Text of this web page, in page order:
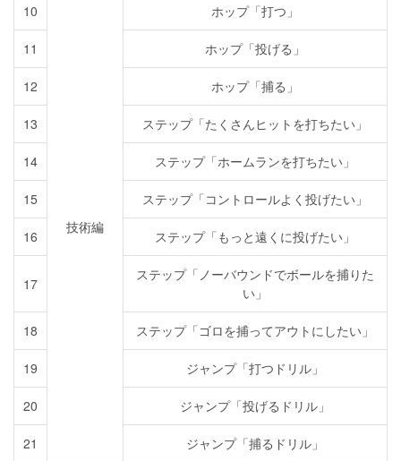
10
技術編
ホップ「打つ」
11 ホップ「投げる」
12 ホップ「捕る」
13 ステップ「たくさんヒットを打ちたい」
14 ステップ「ホームランを打ちたい」
15 ステップ「コントロールよく投げたい」
16 ステップ「もっと遠くに投げたい」
17
ステップ「ノーバウンドでボールを捕りた
い」
18 ステップ「ゴロを捕ってアウトにしたい」
19 ジャンプ「打つドリル」
20 ジャンプ「投げるドリル」
21 ジャンプ「捕るドリル」